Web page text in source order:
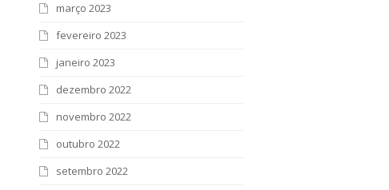
março 2023
fevereiro 2023
janeiro 2023
dezembro 2022
novembro 2022
outubro 2022
setembro 2022